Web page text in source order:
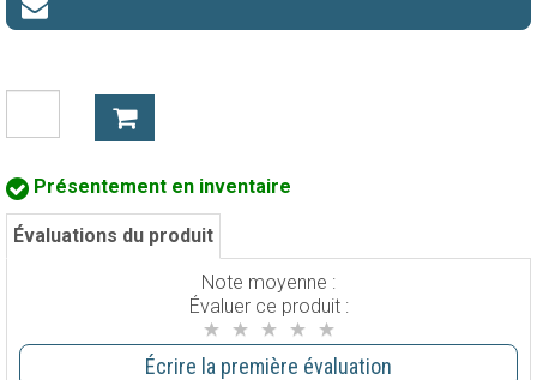
Présentement en inventaire
Évaluations du produit
Note moyenne :
Évaluer ce produit :
Écrire la première évaluation